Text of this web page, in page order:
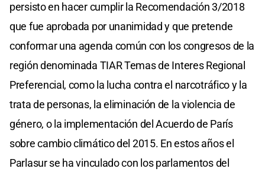
persisto en hacer cumplir la Recomendación 3/2018
que fue aprobada por unanimidad y que pretende
conformar una agenda común con los congresos de la
región denominada TIAR Temas de Interes Regional
Preferencial, como la lucha contra el narcotráfico y la
trata de personas, la eliminación de la violencia de
género, o la implementación del Acuerdo de París
sobre cambio climático del 2015. En estos años el
Parlasur se ha vinculado con los parlamentos del